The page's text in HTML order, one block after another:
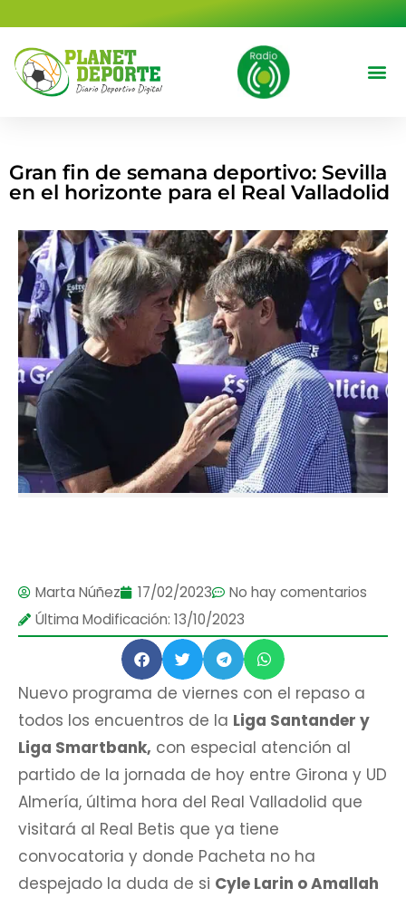
Gran fin de semana deportivo: Sevilla
en el horizonte para el Real Valladolid
Marta Núñez 17/02/2023
No hay comentarios
Última Modificación: 13/10/2023
Nuevo programa de viernes con el repaso a
todos los encuentros de la Liga Santander y
Liga Smartbank, con especial atención al
partido de la jornada de hoy entre Girona y UD
Almería, última hora del Real Valladolid que
visitará al Real Betis que ya tiene
convocatoria y donde Pacheta no ha
despejado la duda de si Cyle Larin o Amallah